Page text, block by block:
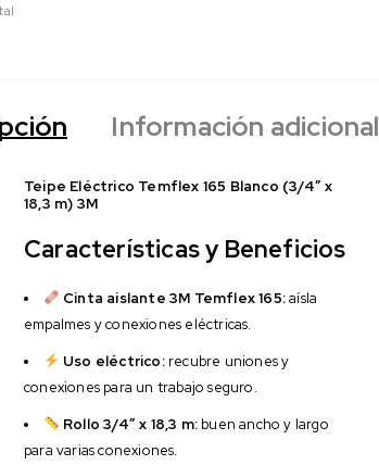
Información adicional
Teipe Eléctrico Temflex 165 Blanco (3/4″ x
18,3 m) 3M
Características y Beneficios
Cinta aislante 3M Temflex 165:aísla
empalmes y conexiones eléctricas.
Uso eléctrico:recubre uniones y
conexiones para un trabajo seguro.
Rollo 3/4″ x 18,3 m: buen ancho y largo
para varias conexiones.